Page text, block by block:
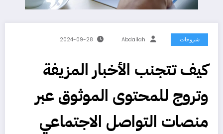
شروحات Abdallah
2024-09-28
كيف تتجنب الأخبار المزيفة
وتروج للمحتوى الموثوق عبر
منصات التواصل الاجتماعي